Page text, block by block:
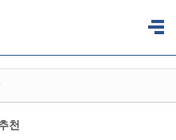
천